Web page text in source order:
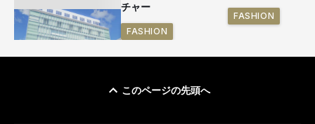
チャー
FASHION
FASHION
このページの先頭へ